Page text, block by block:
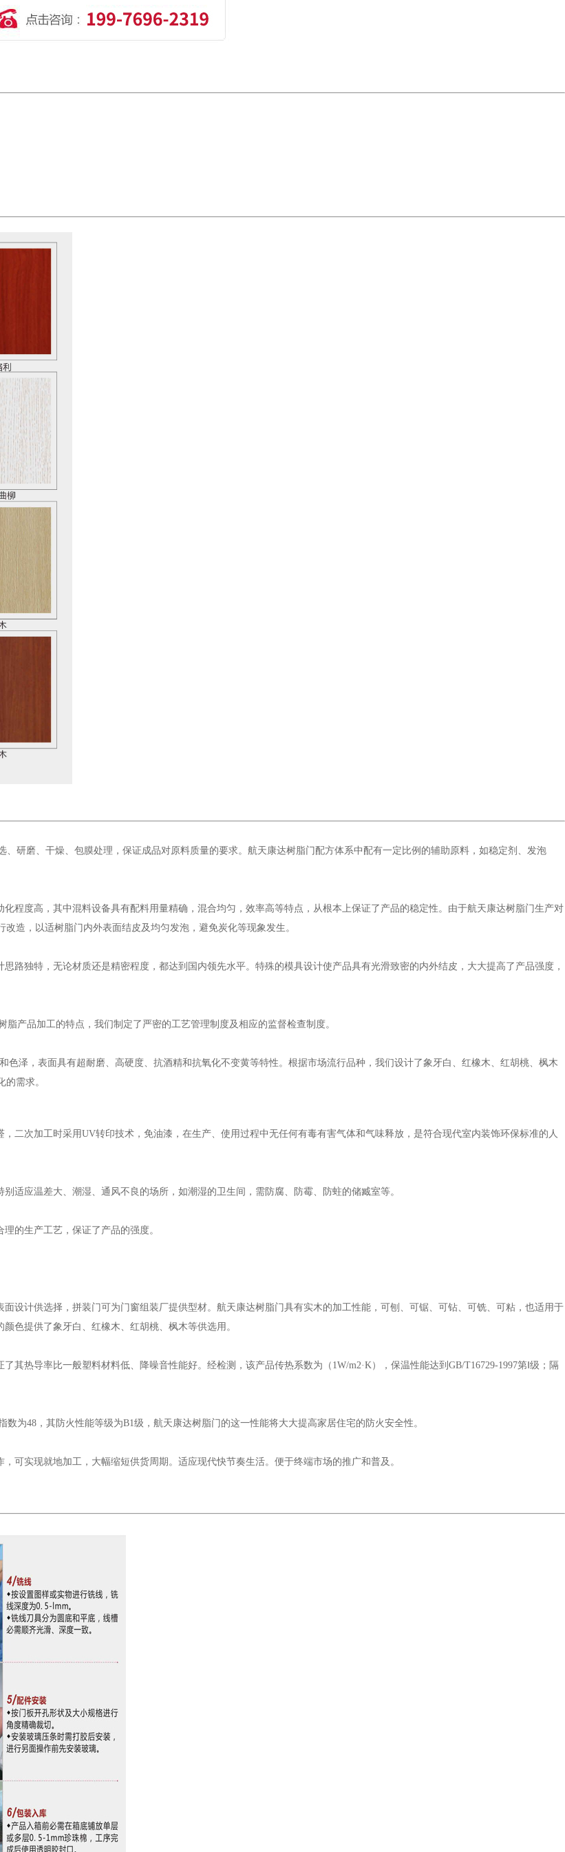
研磨、干燥、包膜处理，保证成品对原料质量的要求。航天康达树脂门配方体系中配有一定比例的辅助原料，如稳定剂、发泡
程度高，其中混料设备具有配料用量精确，混合均匀，效率高等特点，从根本上保证了产品的稳定性。由于航天康达树脂门生产对
造，以适树脂门内外表面结皮及均匀发泡，避免炭化等现象发生。
路独特，无论材质还是精密程度，都达到国内领先水平。特殊的模具设计使产品具有光滑致密的内外结皮，大大提高了产品强度，
产品加工的特点，我们制定了严密的工艺管理制度及相应的监督检查制度。
泽，表面具有超耐磨、高硬度、抗酒精和抗氧化不变黄等特性。根据市场流行品种，我们设计了象牙白、红橡木、红胡桃、枫木
需求。
二次加工时采用UV转印技术，免油漆，在生产、使用过程中无任何有毒有害气体和气味释放，是符合现代室内装饰环保标准的人
适应温差大、潮湿、通风不良的场所，如潮湿的卫生间，需防腐、防霉、防蛀的储臧室等。
的生产工艺，保证了产品的强度。
设计供选择，拼装门可为门窗组装厂提供型材。航天康达树脂门具有实木的加工性能，可刨、可锯、可钻、可铣、可粘，也适用于
色提供了象牙白、红橡木、红胡桃、枫木等供选用。
其热导率比一般塑料材料低、降噪音性能好。经检测，该产品传热系数为（1W/m2·K），保温性能达到GB/T16729-1997第Ⅰ级；隔
为48，其防火性能等级为B1级，航天康达树脂门的这一性能将大大提高家居住宅的防火安全性。
可实现就地加工，大幅缩短供货周期。适应现代快节奏生活。便于终端市场的推广和普及。